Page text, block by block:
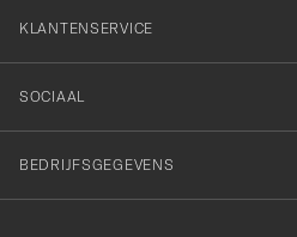
KLANTENSERVICE
SOCIAAL
BEDRIJFSGEGEVENS